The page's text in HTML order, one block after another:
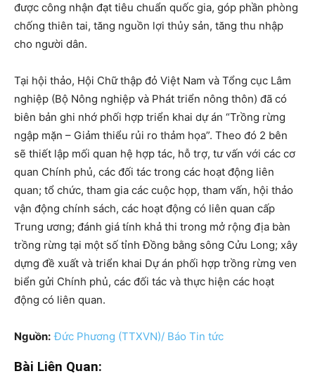
được công nhận đạt tiêu chuẩn quốc gia, góp phần phòng
chống thiên tai, tăng nguồn lợi thủy sản, tăng thu nhập
cho người dân.
Tại hội thảo, Hội Chữ thập đỏ Việt Nam và Tổng cục Lâm
nghiệp (Bộ Nông nghiệp và Phát triển nông thôn) đã có
biên bản ghi nhớ phối hợp triển khai dự án “Trồng rừng
ngập mặn – Giảm thiểu rủi ro thảm họa”. Theo đó 2 bên
sẽ thiết lập mối quan hệ hợp tác, hỗ trợ, tư vấn với các cơ
quan Chính phủ, các đối tác trong các hoạt động liên
quan; tổ chức, tham gia các cuộc họp, tham vấn, hội thảo
vận động chính sách, các hoạt động có liên quan cấp
Trung ương; đánh giá tính khả thi trong mở rộng địa bàn
trồng rừng tại một số tỉnh Đồng bằng sông Cửu Long; xây
dựng đề xuất và triển khai Dự án phối hợp trồng rừng ven
biển gửi Chính phủ, các đối tác và thực hiện các hoạt
động có liên quan.
Nguồn: Đức Phương (TTXVN)/ Báo Tin tức
Bài Liên Quan: